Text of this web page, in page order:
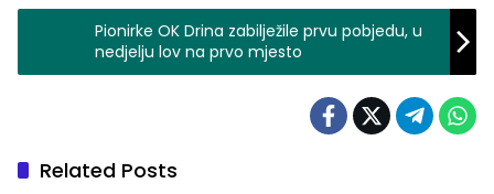
Pionirke OK Drina zabilježile prvu pobjedu, u
nedjelju lov na prvo mjesto
Related Posts